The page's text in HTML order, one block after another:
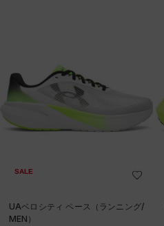
SALE
UAベロシティ ペース（ランニング/
MEN）